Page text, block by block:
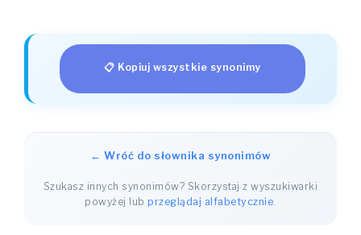
📋 Kopiuj wszystkie synonimy
← Wróć do słownika synonimów
Szukasz innych synonimów? Skorzystaj z wyszukiwarki
powyżej lubprzeglądaj alfabetycznie